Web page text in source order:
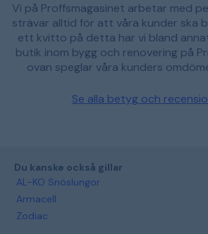
Vi på Proffsmagasinet arbetar med
strävar alltid för att våra kunder ska
ett kvitto på detta har vi bland
butik inom bygg och renovering på
ovan speglar våra kunders
Se alla betyg och
Du kanske också gillar
AL-KO Snöslungor
Armacell
Zodiac